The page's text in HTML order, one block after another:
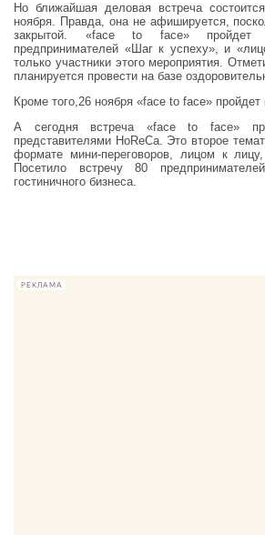
Но ближайшая деловая встреча
ноября. Правда, она не афишируется,
закрытой. «face to face»
предпринимателей «Шаг к успеху», и
только участники этого мероприятия.
планируется провести на базе
Кроме того,26 ноября «face to face» пройдет
А сегодня встреча «face to face»
представителями HoReCa. Это второе
формате мини-переговоров, лицом к
Посетило встречу 80
гостиничного бизнеса.
РЕКЛАМА